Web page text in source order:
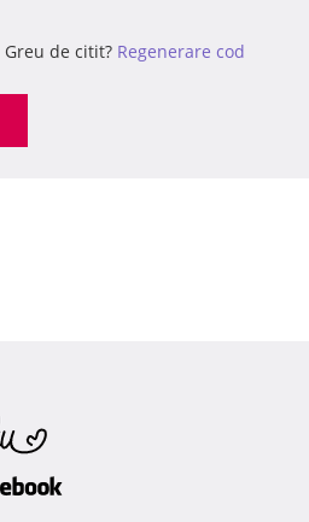
Greu de citit? Regenerare cod